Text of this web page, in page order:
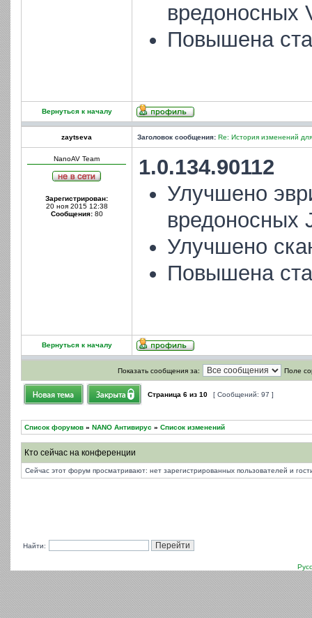
вредоносных
Повышена
Вернуться к началу
zaytseva Заголовок сообщения: Re: История изменений
NanoAV Team
Зарегистрирован:
20 ноя 2015 12:38
Сообщения:80
1.0.134.90112
Улучшено
вредоносных
Улучшено
Повышена
Вернуться к началу
Показать сообщения за: Поле
Страница 6 из 10 [ Сообщений: 97 ]
Список форумов » NANO Антивирус » Список изменений
Кто сейчас на конференции
Сейчас этот форум просматривают: нет зарегистрированных пользователей и
Найти: